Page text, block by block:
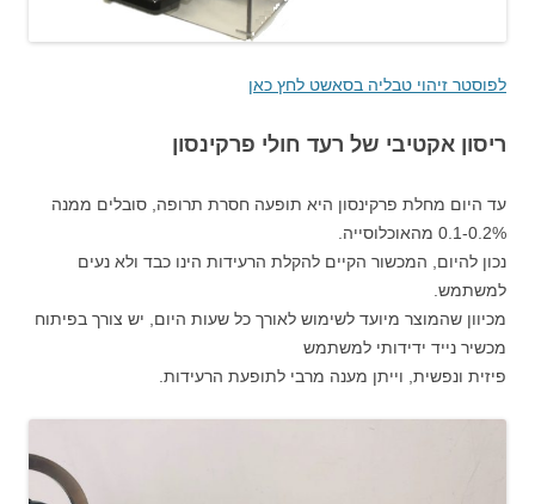
לפוסטר זיהוי טבליה בסאשט לחץ כאן
ריסון אקטיבי של רעד חולי פרקינסון
עד היום מחלת פרקינסון היא תופעה חסרת תרופה, סובלים ממנה
0.1-0.2% מהאוכלוסייה.
נכון להיום, המכשור הקיים להקלת הרעידות הינו כבד ולא נעים
למשתמש.
מכיוון שהמוצר מיועד לשימוש לאורך כל שעות היום, יש צורך בפיתוח
מכשיר נייד ידידותי למשתמש
פיזית ונפשית, וייתן מענה מרבי לתופעת הרעידות.